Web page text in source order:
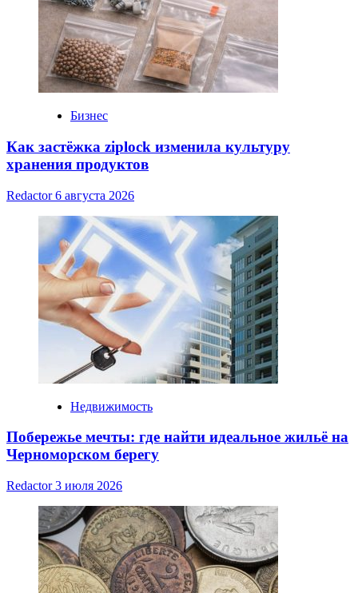
Бизнес
Как застёжка ziplock изменила культуру
хранения продуктов
Redactor6 августа 2026
Недвижимость
Побережье мечты: где найти идеальное жильё на
Черноморском берегу
Redactor3 июля 2026